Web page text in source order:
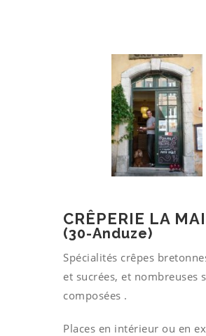
CRÊPERIE LA
(30-Anduze)
Spécialités crêpes
et sucrées, et nombreuses
composées .
Places en intérieur ou en